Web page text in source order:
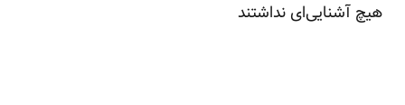
هیچ آشنایی‌ای نداشتند